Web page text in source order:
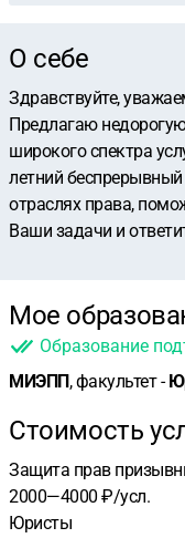
О себе
Здравствуйте,
Предлагаю
широкого спектра
летний
отраслях права,
Ваши задачи и
Мое
Образование
МИЭПП, факультет -
Стоимость
Защита прав
2000—4000 ₽/усл.
Юристы